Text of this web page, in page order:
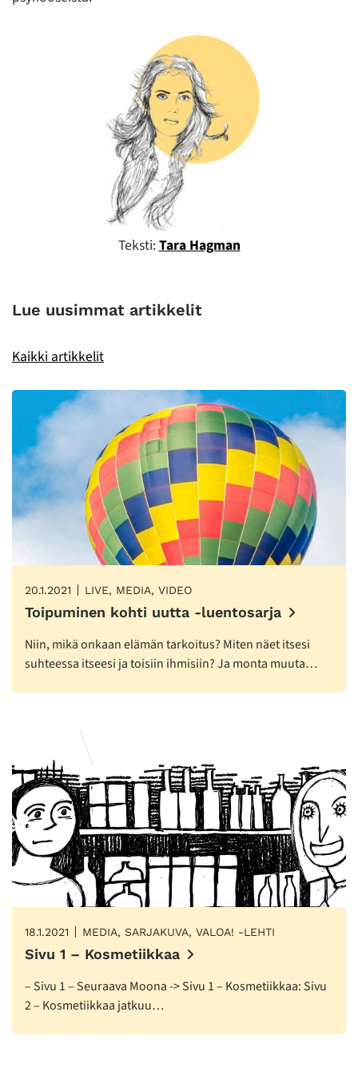
Teksti:Tara Hagman
Lue uusimmat artikkelit
Kaikki artikkelit
20.1.2021 LIVE, MEDIA, VIDEO
Toipuminen kohti uutta -luentosarja
Niin, mikä onkaan elämän tarkoitus? Miten näet itsesi
suhteessa itseesi ja toisiin ihmisiin? Ja monta muuta…
18.1.2021 MEDIA, SARJAKUVA, VALOA! -LEHTI
Sivu 1 – Kosmetiikkaa
– Sivu 1 – Seuraava Moona -> Sivu 1 – Kosmetiikkaa: Sivu
2 – Kosmetiikkaa jatkuu…